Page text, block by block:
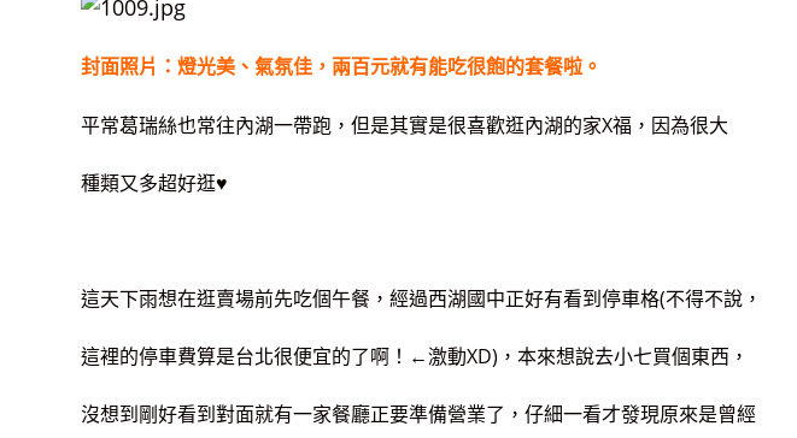
封面照片：燈光美、氣氛佳，兩百元就有能吃很飽的套餐啦。
平常葛瑞絲也常往內湖一帶跑，但是其實是很喜歡逛內湖的家X福，因為很大
種類又多超好逛♥
這天下雨想在逛賣場前先吃個午餐，經過西湖國中正好有看到停車格(不得不說，
這裡的停車費算是台北很便宜的了啊！←激動XD)，本來想說去小七買個東西，
沒想到剛好看到對面就有一家餐廳正要準備營業了，仔細一看才發現原來是曾經